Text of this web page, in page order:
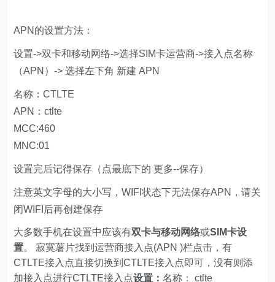
APN的设置方法：
设置->双卡和移动网络->选择SIM卡运营商->接入点名称
（APN）-> 选择左下角 新建 APN
名称：CTLTE
APN：ctlte
MCC:460
MNC:01
设置完后记得保存（点最底下的 更多--保存）
注意英文字母的大小写，WIFI状态下无法保存APN，请关
闭WIFI后再创建保存
大多数手机在设置中应该有双卡与移动网络或SIM卡设
置。 寂寞薯片找到运营商接入点(APN )栏点击，有
CTLTE接入点直接切换到CTLTE接入点即可，没有则添
加接入点进行CTLTE接入点设置：名称： ctlte